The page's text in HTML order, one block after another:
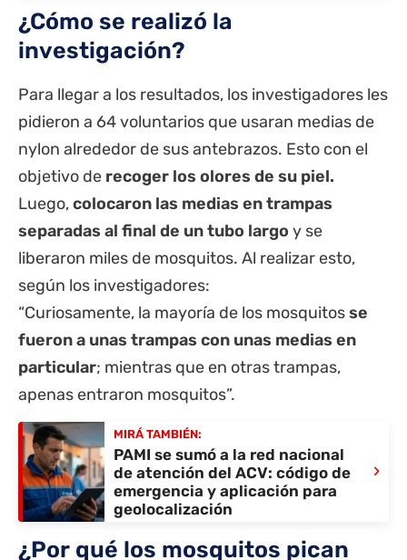
¿Cómo se realizó la
investigación?
Para llegar a los resultados, los investigadores les
pidieron a 64 voluntarios que usaran medias de
nylon alrededor de sus antebrazos. Esto con el
objetivo de recoger los olores de su piel.
Luego,colocaron las medias en trampas
separadas al final de un tubo largo y se
liberaron miles de mosquitos. Al realizar esto,
según los investigadores:
“Curiosamente, la mayoría de los mosquitosse
fueron a unas trampas con unas medias en
particular; mientras que en otras trampas,
apenas entraron mosquitos”.
MIRÁ TAMBIÉN:
PAMI se sumó a la red nacional
de atención del ACV: código de
emergencia y aplicación para
geolocalización
›
¿Por qué los mosquitos pican